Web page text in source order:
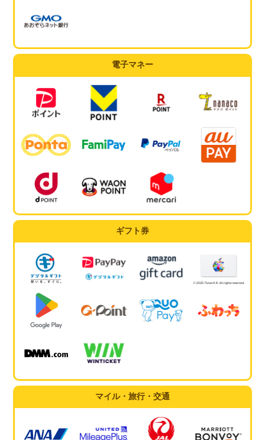
電子マネー
ギフト券
マイル・旅行・交通